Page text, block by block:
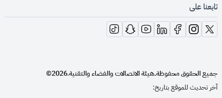
تابعنا على
opens in new window
opens in new window
opens in new window
opens in new window
opens in new window
opens in new window
opens in new window
جميع الحقوق محفوظة.هيئة الاتصالات والفضاء والتقنية.
2026©
آخر تحديث للموقع بتاريخ: